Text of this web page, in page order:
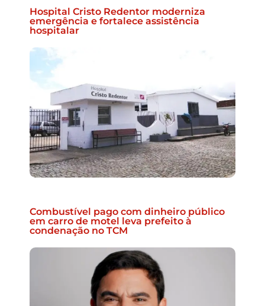
Hospital Cristo Redentor moderniza
emergência e fortalece assistência
hospitalar
Combustível pago com dinheiro público
em carro de motel leva prefeito à
condenação no TCM